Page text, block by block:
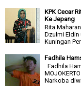
KPK Cecar
Ke Jepang
Rita
Dzulmi Eldin
Kuningan
Fadhila
Fadhila
Narkoba